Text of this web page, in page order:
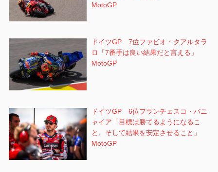
MotoGP
ドイツGP 7位ファビオ・クアルタラ
ロ「7番手は良い結果だと言える」
MotoGP
ドイツGP 6位フランチェスコ・バニ
ャイア「目標は勝てるようになるこ
と、そして結果を安定させること」
MotoGP